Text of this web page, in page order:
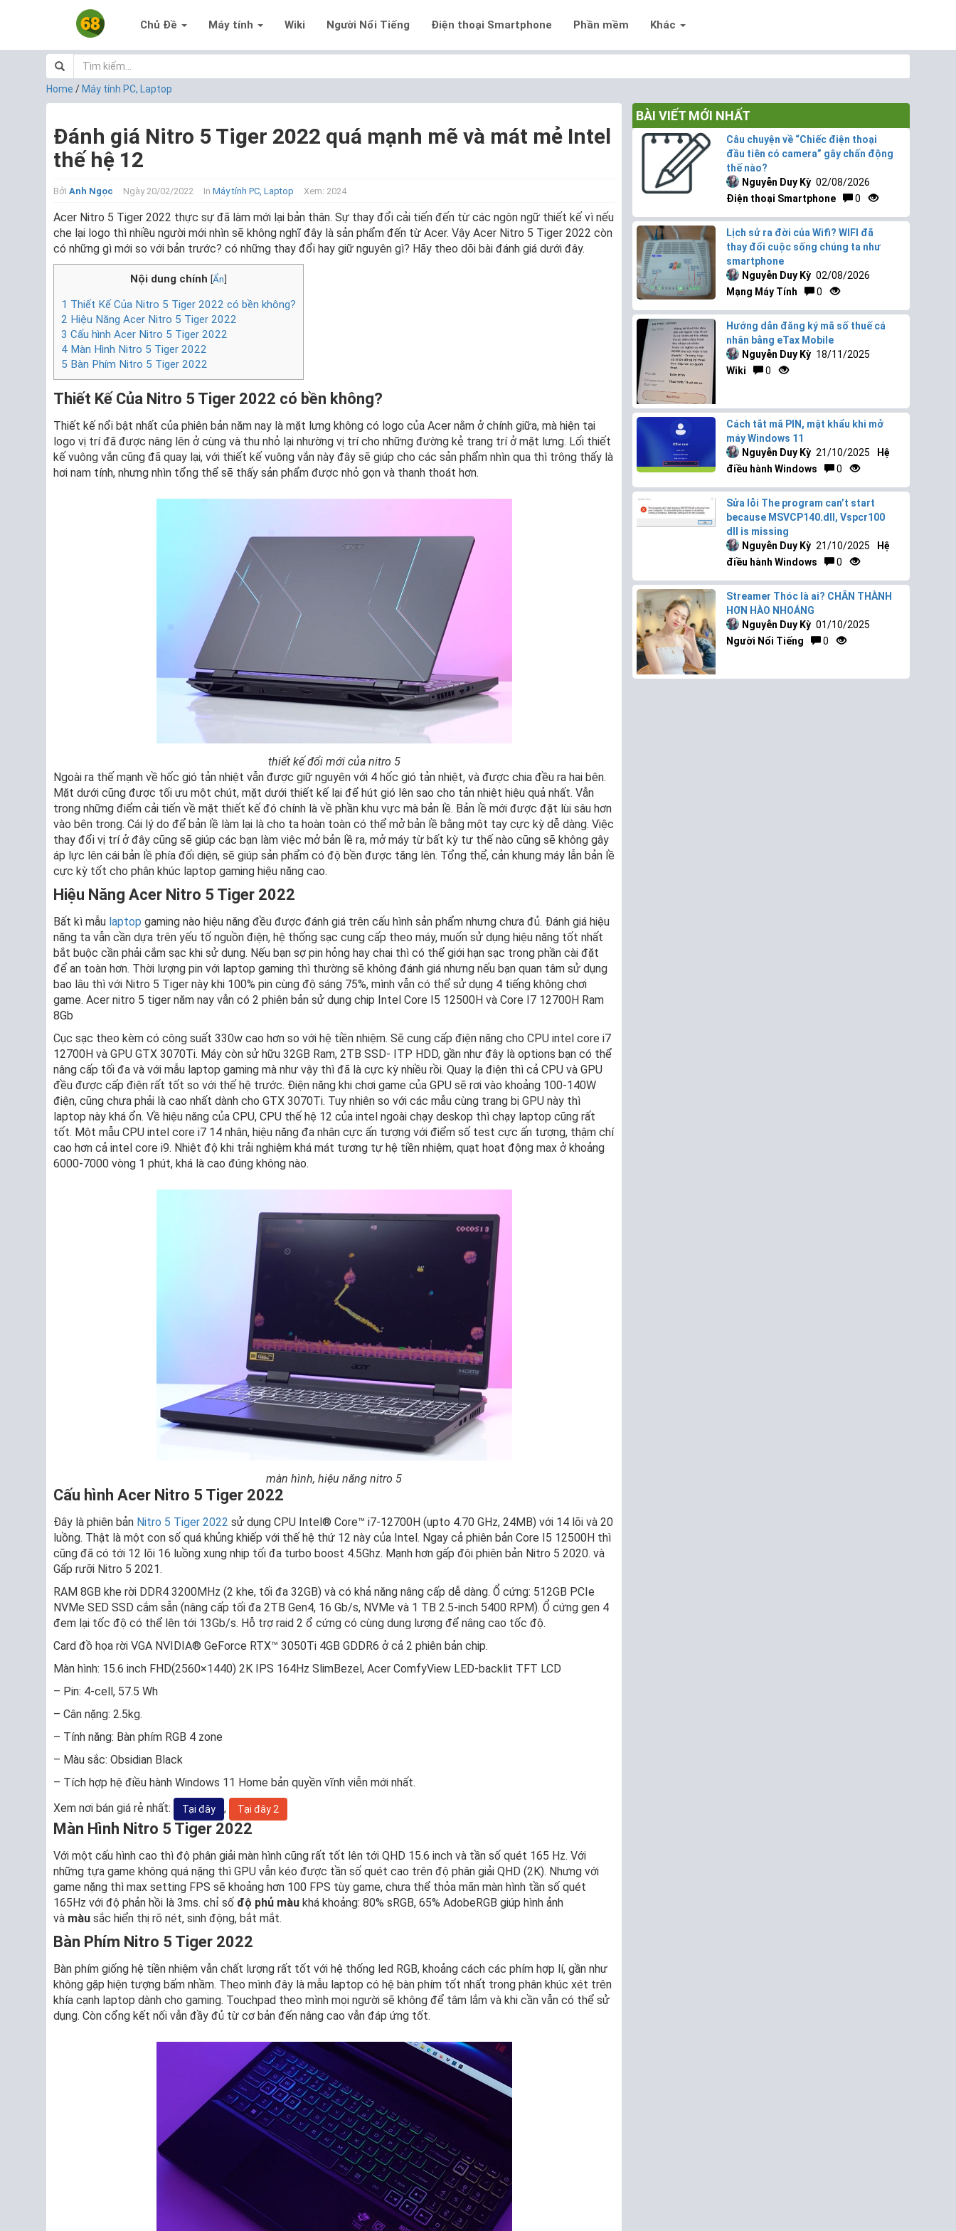
Chủ Đề Máy tính Wiki Người Nổi Tiếng Điện thoại Smartphone Phần mềm Khác
Home / Máy tính PC, Laptop
Đánh giá Nitro 5 Tiger 2022 quá mạnh mẽ và mát mẻ Intel
thế hệ 12
Bởi Anh Ngọc Ngày 20/02/2022 In Máy tính PC, Laptop Xem: 2024
Acer Nitro 5 Tiger 2022 thực sự đã làm mới lại bản thân. Sự thay đổi cải tiến đến từ các ngôn ngữ thiết kế vì nếu
che lại logo thì nhiều người mới nhìn sẽ không nghĩ đây là sản phẩm đến từ Acer. Vậy Acer Nitro 5 Tiger 2022 còn
có những gì mới so với bản trước? có những thay đổi hay giữ nguyên gì? Hãy theo dõi bài đánh giá dưới đây.
Nội dung chính [Ẩn]
1 Thiết Kế Của Nitro 5 Tiger 2022 có bền không?
2 Hiệu Năng Acer Nitro 5 Tiger 2022
3 Cấu hình Acer Nitro 5 Tiger 2022
4 Màn Hình Nitro 5 Tiger 2022
5 Bàn Phím Nitro 5 Tiger 2022
Thiết Kế Của Nitro 5 Tiger 2022 có bền không?
Thiết kế nổi bật nhất của phiên bản năm nay là mặt lưng không có logo của Acer nằm ở chính giữa, mà hiện tại
logo vị trí đã được nâng lên ở cùng và thu nhỏ lại nhường vị trí cho những đường kẻ trang trí ở mặt lưng. Lối thiết
kế vuông vắn cũng đã quay lại, với thiết kế vuông vắn này đây sẽ giúp cho các sản phẩm nhìn qua thì trông thấy là
hơi nam tính, nhưng nhìn tổng thể sẽ thấy sản phẩm được nhỏ gọn và thanh thoát hơn.
thiết kế đổi mới của nitro 5
Ngoài ra thế mạnh về hốc gió tản nhiệt vẫn được giữ nguyên với 4 hốc gió tản nhiệt, và được chia đều ra hai bên.
Mặt dưới cũng được tối ưu một chút, mặt dưới thiết kế lại để hút gió lên sao cho tản nhiệt hiệu quả nhất. Vẫn
trong những điểm cải tiến về mặt thiết kế đó chính là về phần khu vực mà bản lề. Bản lề mới được đặt lùi sâu hơn
vào bên trong. Cái lý do để bản lề làm lại là cho ta hoàn toàn có thể mở bản lề bằng một tay cực kỳ dễ dàng. Việc
thay đổi vị trí ở đây cũng sẽ giúp các bạn làm việc mở bản lề ra, mở máy từ bất kỳ tư thế nào cũng sẽ không gây
áp lực lên cái bản lề phía đối diện, sẽ giúp sản phẩm có độ bền được tăng lên. Tổng thể, cản khung máy lẫn bản lề
cực kỳ tốt cho phân khúc laptop gaming hiệu năng cao.
Hiệu Năng Acer Nitro 5 Tiger 2022
Bất kì mẫu laptop gaming nào hiệu năng đều được đánh giá trên cấu hình sản phẩm nhưng chưa đủ. Đánh giá hiệu
năng ta vẫn cần dựa trên yếu tố nguồn điện, hệ thống sạc cung cấp theo máy, muốn sử dụng hiệu năng tốt nhất
bắt buộc cần phải cắm sạc khi sử dụng. Nếu bạn sợ pin hỏng hay chai thì có thể giới hạn sạc trong phần cài đặt
để an toàn hơn. Thời lượng pin với laptop gaming thì thường sẽ không đánh giá nhưng nếu bạn quan tâm sử dụng
bao lâu thì với Nitro 5 Tiger này khi 100% pin cùng độ sáng 75%, mình vẫn có thể sử dụng 4 tiếng không chơi
game. Acer nitro 5 tiger năm nay vẫn có 2 phiên bản sử dụng chip Intel Core I5 12500H và Core I7 12700H Ram
8Gb
Cục sạc theo kèm có công suất 330w cao hơn so với hệ tiền nhiệm. Sẽ cung cấp điện năng cho CPU intel core i7
12700H và GPU GTX 3070Ti. Máy còn sử hữu 32GB Ram, 2TB SSD- ITP HDD, gần như đây là options bạn có thể
nâng cấp tối đa và với mẫu laptop gaming mà như vậy thì đã là cực kỳ nhiều rồi. Quay lạ điện thì cả CPU và GPU
đều được cấp điện rất tốt so với thế hệ trước. Điện năng khi chơi game của GPU sẽ rơi vào khoảng 100-140W
điện, cũng chưa phải là cao nhất dành cho GTX 3070Ti. Tuy nhiên so với các mẫu cùng trang bị GPU này thì
laptop này khá ổn. Về hiệu năng của CPU, CPU thế hệ 12 của intel ngoài chạy deskop thì chạy laptop cũng rất
tốt. Một mẫu CPU intel core i7 14 nhân, hiệu năng đa nhân cực ấn tượng với điểm số test cực ấn tượng, thậm chí
cao hơn cả intel core i9. Nhiệt độ khi trải nghiệm khá mát tương tự hệ tiền nhiệm, quạt hoạt động max ở khoảng
6000-7000 vòng 1 phút, khá là cao đúng không nào.
màn hình, hiệu năng nitro 5
Cấu hình Acer Nitro 5 Tiger 2022
Đây là phiên bản Nitro 5 Tiger 2022 sử dụng CPU Intel® Core™ i7-12700H (upto 4.70 GHz, 24MB) với 14 lõi và 20
luồng. Thật là một con số quá khủng khiếp với thế hệ thứ 12 này của Intel. Ngay cả phiên bản Core I5 12500H thì
cũng đã có tới 12 lõi 16 luồng xung nhịp tối đa turbo boost 4.5Ghz. Mạnh hơn gấp đôi phiên bản Nitro 5 2020. và
Gấp rưỡi Nitro 5 2021.
RAM 8GB khe rời DDR4 3200MHz (2 khe, tối đa 32GB) và có khả năng nâng cấp dễ dàng. Ổ cứng: 512GB PCIe
NVMe SED SSD cắm sẵn (nâng cấp tối đa 2TB Gen4, 16 Gb/s, NVMe và 1 TB 2.5-inch 5400 RPM). Ổ cứng gen 4
đem lại tốc độ có thể lên tới 13Gb/s. Hỗ trợ raid 2 ổ cứng có cùng dung lượng để nâng cao tốc độ.
Card đồ họa rời VGA NVIDIA® GeForce RTX™ 3050Ti 4GB GDDR6 ở cả 2 phiên bản chip.
Màn hình: 15.6 inch FHD(2560×1440) 2K IPS 164Hz SlimBezel, Acer ComfyView LED-backlit TFT LCD
– Pin: 4-cell, 57.5 Wh
– Cân nặng: 2.5kg.
– Tính năng: Bàn phím RGB 4 zone
– Màu sắc: Obsidian Black
– Tích hợp hệ điều hành Windows 11 Home bản quyền vĩnh viễn mới nhất.
Xem nơi bán giá rẻ nhất:
Tại đây , Tại đây 2
Màn Hình Nitro 5 Tiger 2022
Với một cấu hình cao thì độ phân giải màn hình cũng rất tốt lên tới QHD 15.6 inch và tần số quét 165 Hz. Với
những tựa game không quá nặng thì GPU vẫn kéo được tần số quét cao trên độ phân giải QHD (2K). Nhưng với
game nặng thì max setting FPS sẽ khoảng hơn 100 FPS tùy game, chưa thể thỏa mãn màn hình tần số quét
165Hz với độ phản hồi là 3ms. chỉ số độ phủ màu khá khoảng: 80% sRGB, 65% AdobeRGB giúp hình ảnh
và màu sắc hiển thị rõ nét, sinh động, bắt mắt.
Bàn Phím Nitro 5 Tiger 2022
Bàn phím giống hệ tiền nhiệm vẫn chất lượng rất tốt với hệ thống led RGB, khoảng cách các phím hợp lí, gần như
không gặp hiện tượng bấm nhầm. Theo mình đây là mẫu laptop có hệ bàn phím tốt nhất trong phân khúc xét trên
khía cạnh laptop dành cho gaming. Touchpad theo mình mọi người sẽ không để tâm lắm và khi cần vẫn có thể sử
dụng. Còn cổng kết nối vẫn đầy đủ từ cơ bản đến nâng cao vẫn đáp ứng tốt.
BÀI VIẾT MỚI NHẤT
Câu chuyện về “Chiếc điện thoại
đầu tiên có camera” gây chấn động
thế nào?
Nguyễn Duy Kỳ 02/08/2026
Điện thoại Smartphone
0
Lịch sử ra đời của Wifi? WIFI đã
thay đổi cuộc sống chúng ta như
smartphone
Nguyễn Duy Kỳ 02/08/2026
Mạng Máy Tính
0
Hướng dẫn đăng ký mã số thuế cá
nhân bằng eTax Mobile
Nguyễn Duy Kỳ 18/11/2025
Wiki
0
Cách tắt mã PIN, mật khẩu khi mở
máy Windows 11
Nguyễn Duy Kỳ 21/10/2025
Hệ
điều hành Windows
0
Sửa lỗi The program can’t start
because MSVCP140.dll, Vspcr100
dll is missing
Nguyễn Duy Kỳ 21/10/2025
Hệ
điều hành Windows
0
Streamer Thóc là ai? CHÂN THÀNH
HƠN HÀO NHOÁNG
Nguyễn Duy Kỳ 01/10/2025
Người Nổi Tiếng
0